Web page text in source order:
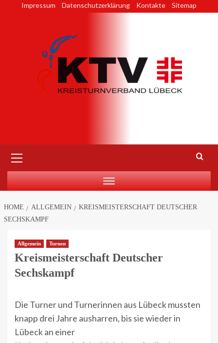
Impressum Datenschutzerklärung Kontakte Sitemap
Menu
HOME ALLGEMEIN
KREISMEISTERSCHAFT DEUTSCHER
SECHSKAMPF
Allgemein Turnen
Kreismeisterschaft Deutscher
Sechskampf
Die Turner und Turnerinnen aus Lübeck mussten
knapp drei Jahre ausharren, bis sie wieder in
Lübeck an einer